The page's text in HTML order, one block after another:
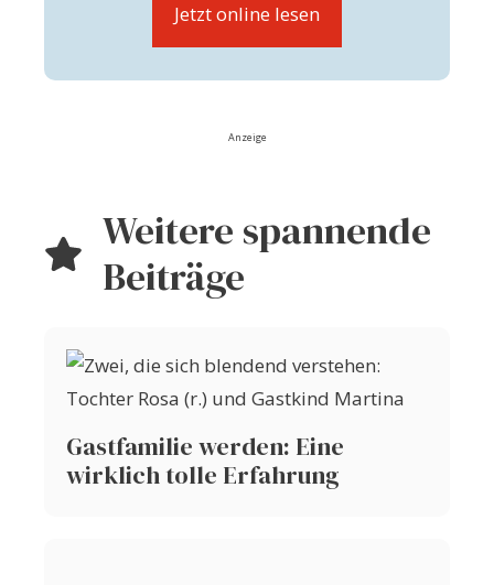
Jetzt online lesen
Anzeige
Weitere spannende
Beiträge
Gastfamilie werden: Eine
wirklich tolle Erfahrung